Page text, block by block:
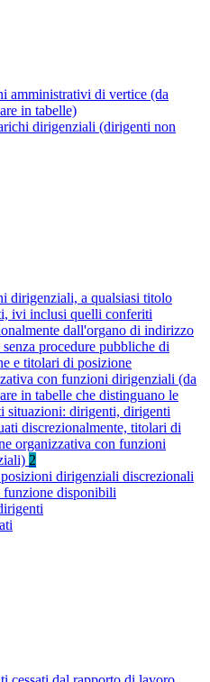
amministrativi di vertice (da
in tabelle)
dirigenziali (dirigenti non
dirigenziali, a qualsiasi titolo
ivi inclusi quelli conferiti
dall'organo di indirizzo
procedure pubbliche di
e titolari di posizione
con funzioni dirigenziali (da
in tabelle che distinguano le
situazioni: dirigenti, dirigenti
discrezionalmente, titolari di
organizzativa con funzioni
2
dirigenziali discrezionali
funzione disponibili